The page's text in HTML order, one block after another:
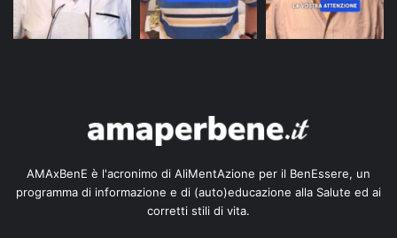
AMAxBenE è l'acronimo di AliMentAzione per il BenEssere, un
programma di informazione e di (auto)educazione alla Salute ed ai
corretti stili di vita.